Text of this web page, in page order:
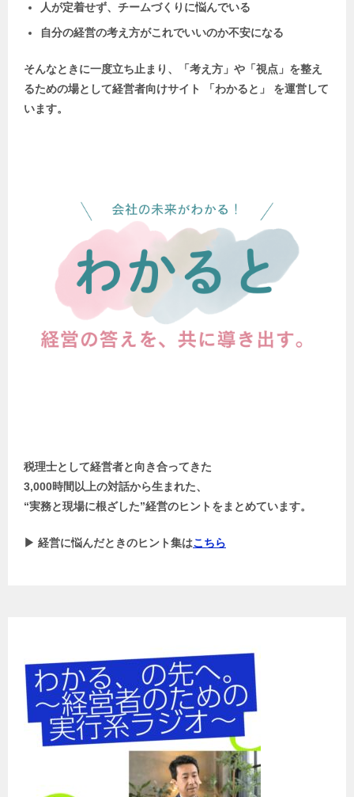
人が定着せず、チームづくりに悩んでいる
自分の経営の考え方がこれでいいのか不安になる
そんなときに一度立ち止まり、「考え方」や「視点」を整え
るための場として経営者向けサイト 「わかると」 を運営して
います。
税理士として経営者と向き合ってきた
3,000時間以上の対話から生まれた、
“実務と現場に根ざした”経営のヒントをまとめています。
▶ 経営に悩んだときのヒント集はこちら